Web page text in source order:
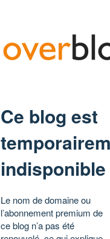
Ce blog est
indisponible
Le nom de domaine ou
l’abonnement premium de
ce blog n’a pas été